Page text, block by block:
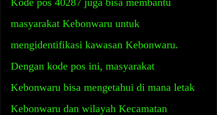
masyarakat Kebonwaru untuk
mengidentifikasi kawasan Kebonwaru.
Dengan kode pos ini, masyarakat
Kebonwaru bisa mengetahui di mana letak
Kebonwaru dan wilayah Kecamatan